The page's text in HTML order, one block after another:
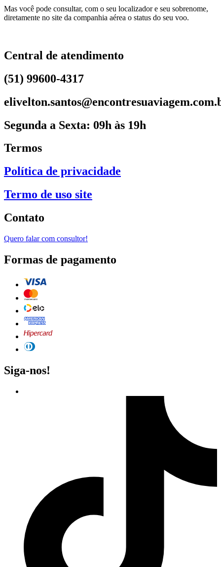
Mas você pode consultar, com o seu localizador e seu sobrenome,
diretamente no site da companhia aérea o status do seu voo.
Central de atendimento
(51) 99600-4317
Segunda a Sexta: 09h às 19h
Termos
Política de privacidade
Termo de uso site
Contato
Quero falar com consultor!
Formas de pagamento
Siga-nos!